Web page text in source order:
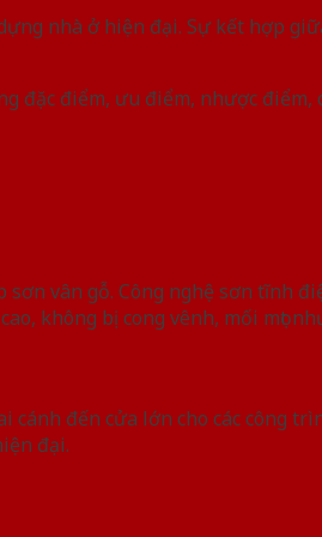
nhà ở hiện đại. Sự kết hợp
đặc điểm, ưu điểm, nhược điểm,
vân gỗ. Công nghệ sơn tĩnh
không bị cong vênh, mối mọt
đến cửa lớn cho các công
đại.